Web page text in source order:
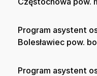
Program asystent
Bolesławiec pow.
Program asystent